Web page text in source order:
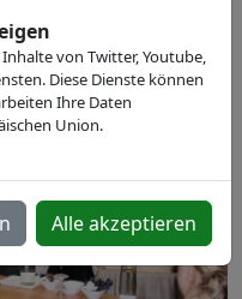
von Twitter, Youtube,
Diese Dienste können
Ihre Daten
Union.
Alle akzeptieren